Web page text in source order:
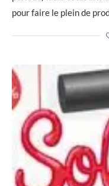
pour faire le plein de